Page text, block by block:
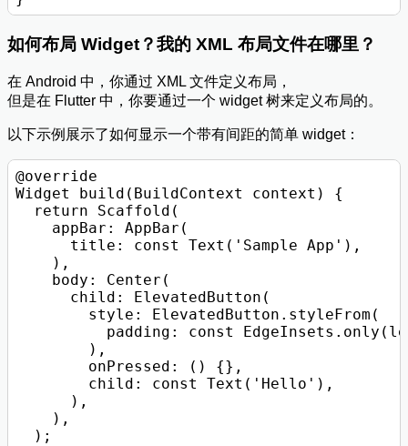
如何布局 Widget？我的 XML 布局文件在哪里？
在 Android 中，你通过 XML 文件定义布局，
但是在 Flutter 中，你要通过一个 widget 树来定义布局的。
以下示例展示了如何显示一个带有间距的简单 widget：
@override
Widget build(BuildContext context) {
  return Scaffold(
    appBar: AppBar(
      title: const Text('Sample App'),
    ),
    body: Center(
      child: ElevatedButton(
        style: ElevatedButton.styleFrom(
padding: const
        ),
        onPressed: () {},
        child: const Text('Hello'),
      ),
    ),
  );